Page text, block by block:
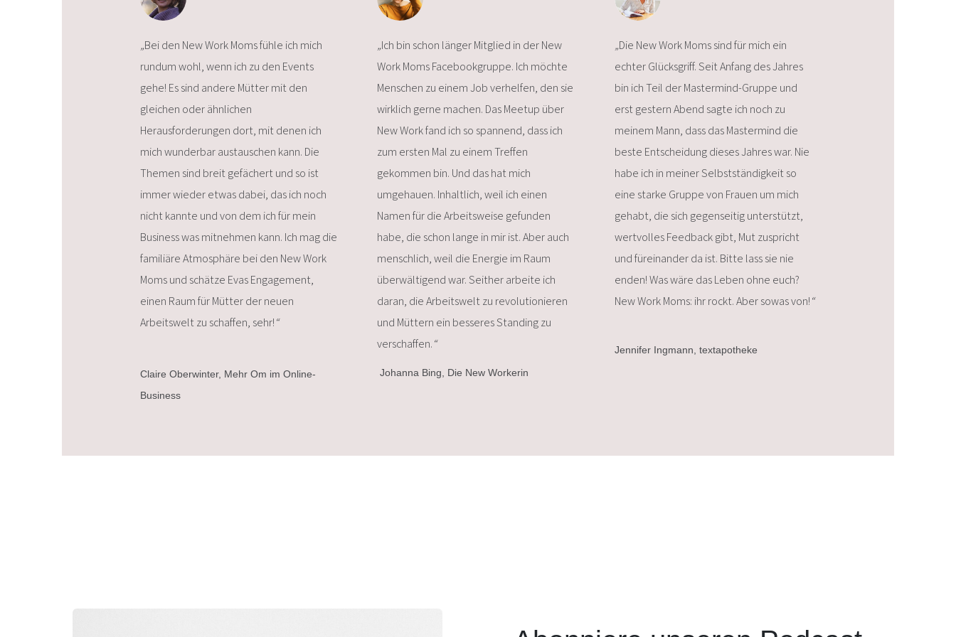
„Bei den New Work Moms fühle ich mich
rundum wohl, wenn ich zu den Events
gehe! Es sind andere Mütter mit den
gleichen oder ähnlichen
Herausforderungen dort, mit denen ich
mich wunderbar austauschen kann. Die
Themen sind breit gefächert und so ist
immer wieder etwas dabei, das ich noch
nicht kannte und von dem ich für mein
Business was mitnehmen kann. Ich mag die
familiäre Atmosphäre bei den New Work
Moms und schätze Evas Engagement,
einen Raum für Mütter der neuen
Arbeitswelt zu schaffen, sehr!“
Claire Oberwinter, Mehr Om im Online-
Business
„Ich bin schon länger Mitglied in der New
Work Moms Facebookgruppe. Ich möchte
Menschen zu einem Job verhelfen, den sie
wirklich gerne machen. Das Meetup über
New Work fand ich so spannend, dass ich
zum ersten Mal zu einem Treffen
gekommen bin. Und das hat mich
umgehauen. Inhaltlich, weil ich einen
Namen für die Arbeitsweise gefunden
habe, die schon lange in mir ist. Aber auch
menschlich, weil die Energie im Raum
überwältigend war. Seither arbeite ich
daran, die Arbeitswelt zu revolutionieren
und Müttern ein besseres Standing zu
verschaffen.“
Johanna Bing, Die New Workerin
„Die New Work Moms sind für mich ein
echter Glücksgriff. Seit Anfang des Jahres
bin ich Teil der Mastermind-Gruppe und
erst gestern Abend sagte ich noch zu
meinem Mann, dass das Mastermind die
beste Entscheidung dieses Jahres war. Nie
habe ich in meiner Selbstständigkeit so
eine starke Gruppe von Frauen um mich
gehabt, die sich gegenseitig unterstützt,
wertvolles Feedback gibt, Mut zuspricht
und füreinander da ist. Bitte lass sie nie
enden! Was wäre das Leben ohne euch?
New Work Moms: ihr rockt. Aber sowas von!“
Jennifer Ingmann, textapotheke